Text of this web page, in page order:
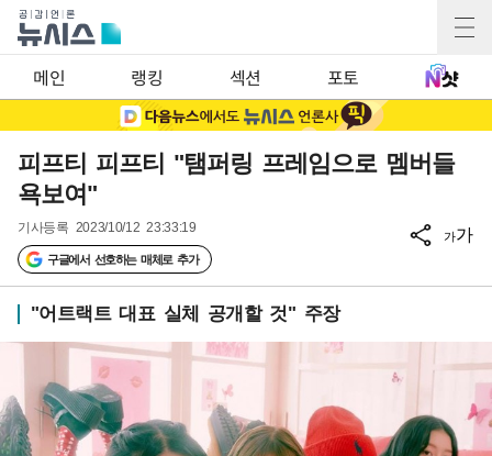
메인 랭킹 섹션 포토
피프티 피프티 "탬퍼링 프레임으로 멤버들
욕보여"
기사등록 2023/10/12 23:33:19
구글에서 선호하는 매체로 추가
가가
"어트랙트 대표 실체 공개할 것" 주장